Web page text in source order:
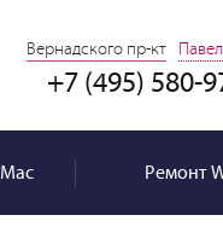
Вернадского пр-кт
+7 (495) 580-
Ремонт